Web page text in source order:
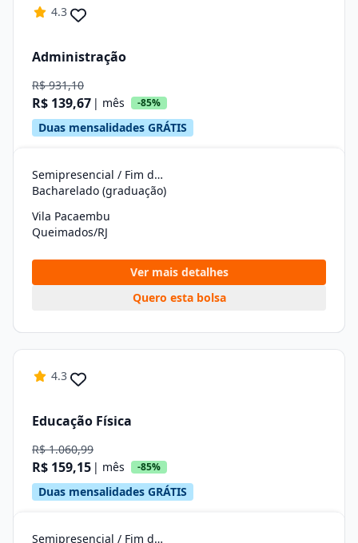
4.3
Administração
R$ 931,10
R$ 139,67 | mês -85%
Duas mensalidades GRÁTIS
Semipresencial / Fim de Semana
Bacharelado (graduação)
Vila Pacaembu
Queimados/RJ
Ver mais detalhes
Quero esta bolsa
4.3
Educação Física
R$ 1.060,99
R$ 159,15 | mês -85%
Duas mensalidades GRÁTIS
Semipresencial / Fim de Semana